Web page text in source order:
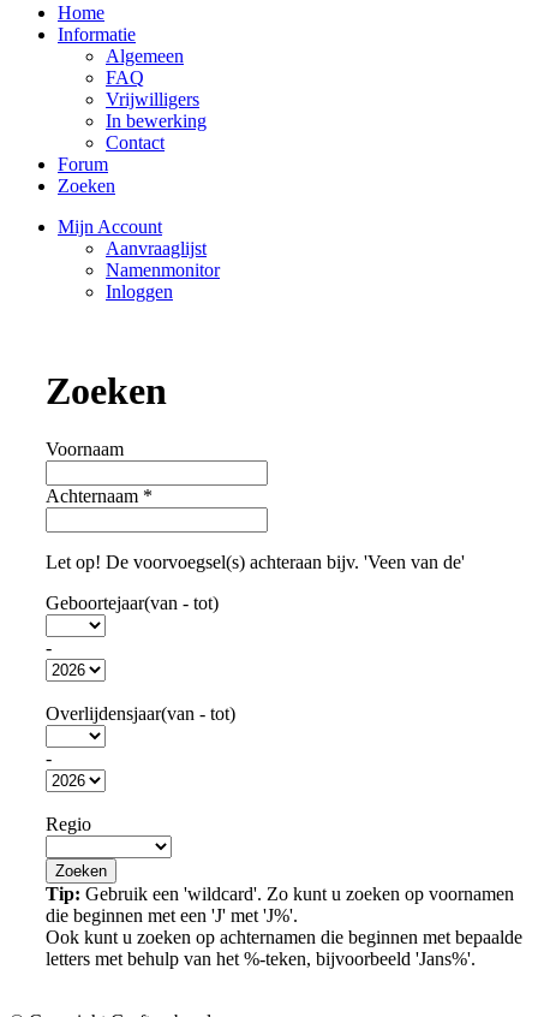
Home
Informatie
Algemeen
FAQ
Vrijwilligers
In bewerking
Contact
Forum
Zoeken
Mijn Account
Aanvraaglijst
Namenmonitor
Inloggen
Zoeken
Voornaam
Achternaam *
Let op! De voorvoegsel(s) achteraan bijv. 'Veen van de'
Geboortejaar(van - tot)
-
Overlijdensjaar(van - tot)
-
Regio
Tip: Gebruik een 'wildcard'. Zo kunt u zoeken op voornamen
die beginnen met een 'J' met 'J%'.
Ook kunt u zoeken op achternamen die beginnen met bepaalde
letters met behulp van het %-teken, bijvoorbeeld 'Jans%'.